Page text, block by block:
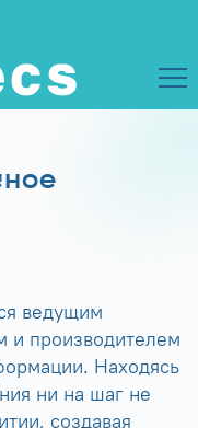
ведущим
и производителем
Находясь
ни на шаг не
создавая